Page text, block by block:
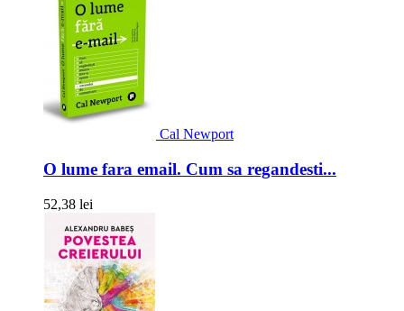
Cal Newport
O lume fara email. Cum sa regandesti...
52,38 lei